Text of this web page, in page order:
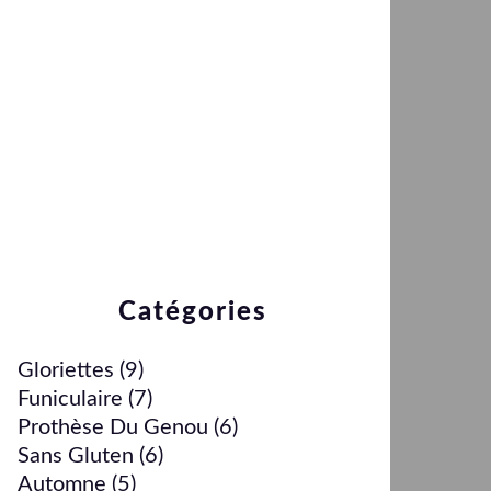
Catégories
Gloriettes (9)
Funiculaire (7)
Prothèse Du Genou (6)
Sans Gluten (6)
Automne (5)